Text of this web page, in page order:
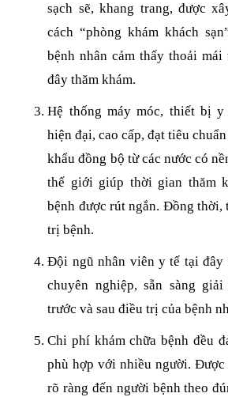
sạch sẽ, khang trang, được
cách “phòng khám khách
bệnh nhân cảm thấy thoải
đây thăm khám.
Hệ thống máy móc, thiết bị
hiện đại, cao cấp, đạt tiêu
khẩu đồng bộ từ các nước có
thế giới giúp thời gian thăm
bệnh được rút ngắn. Đồng thời,
trị bệnh.
Đội ngũ nhân viên y tế tại đây
chuyên nghiệp, sẵn sàng
trước và sau điều trị của bệnh
Chi phí khám chữa bệnh đều
phù hợp với nhiều người.
rõ ràng đến người bệnh theo